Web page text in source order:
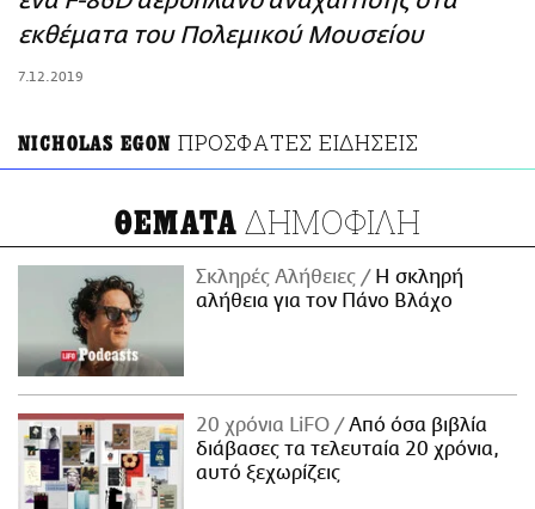
ΑΜΠΑ
εκθέματα του Πολεμικού Μουσείου
7.12.2019
NICHOLAS EGON ΠΡΟΣΦΑΤΕΣ ΕΙΔΗΣΕΙΣ
ΘΕΜΑΤΑ ΔΗΜΟΦΙΛΗ
Σκληρές Αλήθειες
H σκληρή
αλήθεια για τον Πάνο Βλάχο
20 χρόνια LiFO
Από όσα βιβλία
διάβασες τα τελευταία 20 χρόνια,
αυτό ξεχωρίζεις